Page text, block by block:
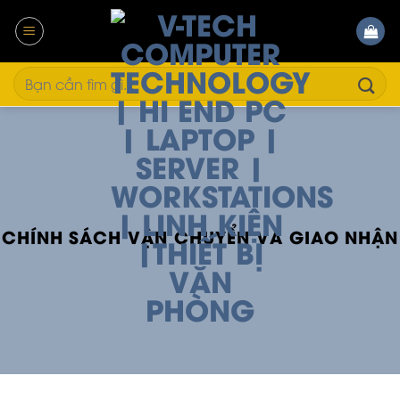
qua
dung
Tìm
kiếm:
CHÍNH SÁCH VẬN CHUYỂN VÀ GIAO NHẬN